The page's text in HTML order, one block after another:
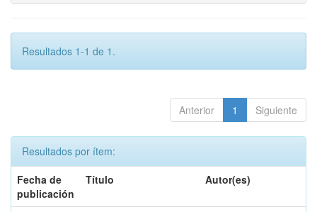
Resultados 1-1 de 1.
Anterior 1 Siguiente
Resultados por ítem:
Fecha de
publicación
Título Autor(es)